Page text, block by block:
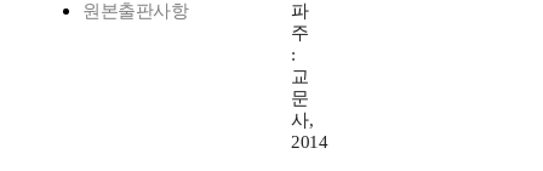
원본출판사항
파
주
:
교
문
사,
2014